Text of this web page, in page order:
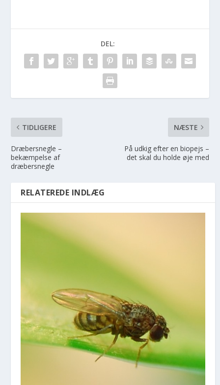
DEL:
TIDLIGERE
Dræbersnegle –
bekæmpelse af
dræbersnegle
NÆSTE
På udkig efter en biopejs –
det skal du holde øje med
RELATEREDE INDLÆG